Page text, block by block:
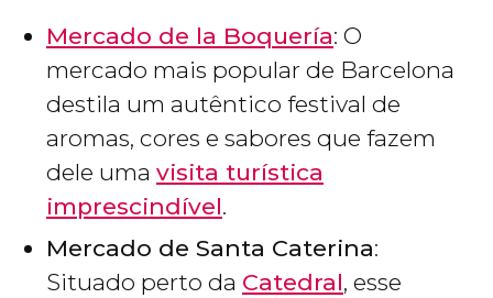
Mercado de la Boquería: O
mercado mais popular de Barcelona
destila um autêntico festival de
aromas, cores e sabores que fazem
dele uma visita turística
imprescindível.
Mercado de Santa Caterina:
Situado perto da Catedral, esse